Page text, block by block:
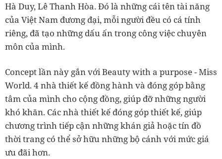
Hà Duy, Lê Thanh Hòa. Đó là những cái tên tài năng
của Việt Nam đương đại, mỗi người đều có cá tính
riêng, đã tạo những dấu ấn trong công việc chuyên
môn của mình.
Concept lần này gắn với Beauty with a purpose - Miss
World. 4 nhà thiết kế đồng hành và đóng góp bằng
tâm của mình cho cộng đồng, giúp đỡ những người
khó khăn. Các nhà thiết kế đóng góp thiết kế, giúp
chương trình tiếp cận những khán giả hoặc tín đồ
thời trang có thể sở hữu những bộ cánh với mức giá
ưu đãi hơn.